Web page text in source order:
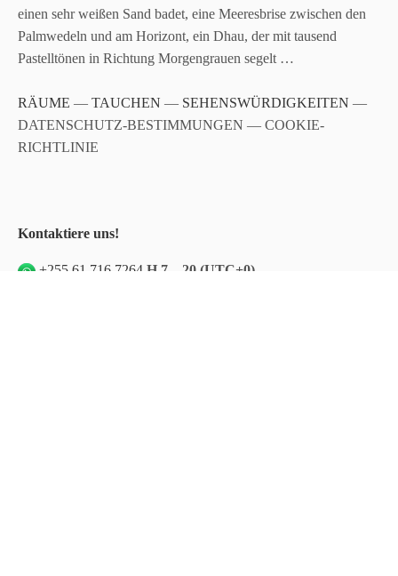
einen sehr weißen Sand badet, eine Meeresbrise zwischen den
Palmwedeln und am Horizont, ein Dhau, der mit tausend
Pastelltönen in Richtung Morgengrauen segelt …
RÄUME — TAUCHEN — SEHENSWÜRDIGKEITEN —
DATENSCHUTZ-BESTIMMUNGEN — COOKIE-
RICHTLINIE
Kontaktiere uns!
+255 61 716 7264 H 7 – 20 (UTC+0)